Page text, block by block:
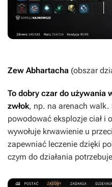
Zew Abhartacha (obszar
To dobry czar do używania
zwłok, np. na arenach walk.
powodować eksplozje ciał i
wywołuje krwawienie u
zapewniać leczenie dzięki
czym do działania